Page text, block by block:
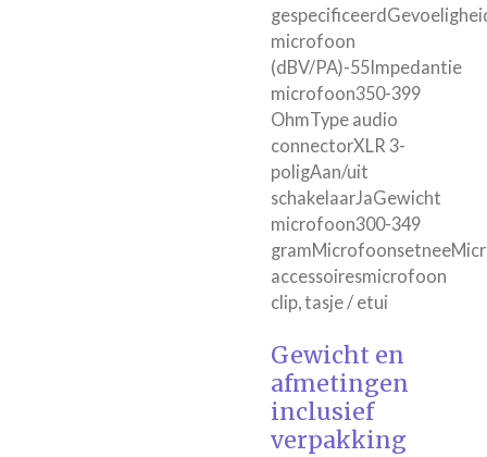
microfoon
(dBV/PA)-55Impedantie
microfoon350-399
OhmType audio
connectorXLR 3-
poligAan/uit
schakelaarJaGewicht
microfoon300-349
accessoiresmicrofoon
clip, tasje / etui
Gewicht en
afmetingen
inclusief
verpakking